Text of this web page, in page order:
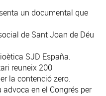
un documental que
de Sant Joan de Déu
SJD España.
reuneix 200
la contenció zero.
en el Congrés per